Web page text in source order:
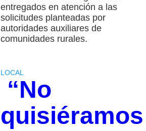
entregados en atención a las
solicitudes planteadas por
autoridades auxiliares de
comunidades rurales.
LOCAL
“No
quisiéramos